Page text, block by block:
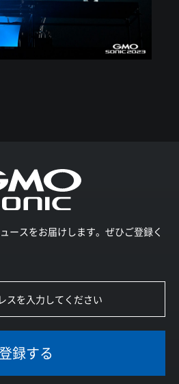
ースをお届けします。ぜひご登録く
録する